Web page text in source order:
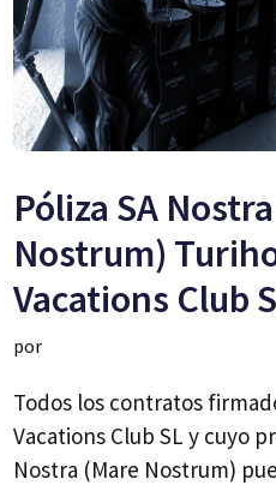
Póliza SA
Nostrum)
Vacations Club
por
Todos los contratos
Vacations Club SL y cuyo
Nostra (Mare Nostrum)